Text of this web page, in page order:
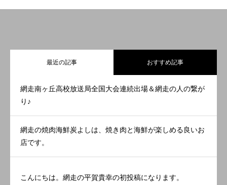
最近の記事 おすすめ記事
網走南ヶ丘高校放送局全国大会連続出場＆網走の人の繋が
り♪
網走の焼肉海鮮炭よしは、焼き肉と海鮮が楽しめる良いお
店です。
こんにちは。網走の平賀貴幸の初投稿になります。